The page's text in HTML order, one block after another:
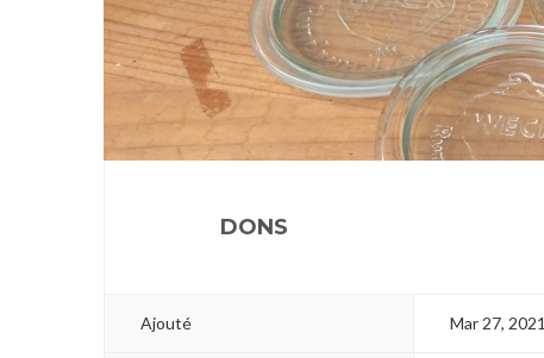
DONS
Ajouté Mar 27, 2021